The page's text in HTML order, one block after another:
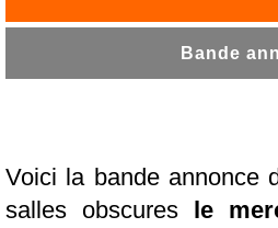
Bande
Voici la bande annonce
salles obscures
le